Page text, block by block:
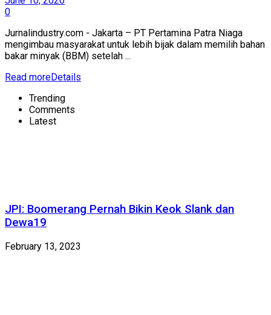
0
Jurnalindustry.com - Jakarta – PT Pertamina Patra Niaga
mengimbau masyarakat untuk lebih bijak dalam memilih bahan
bakar minyak (BBM) setelah ...
Read moreDetails
Trending
Comments
Latest
JPI: Boomerang Pernah Bikin Keok Slank dan
Dewa19
February 13, 2023